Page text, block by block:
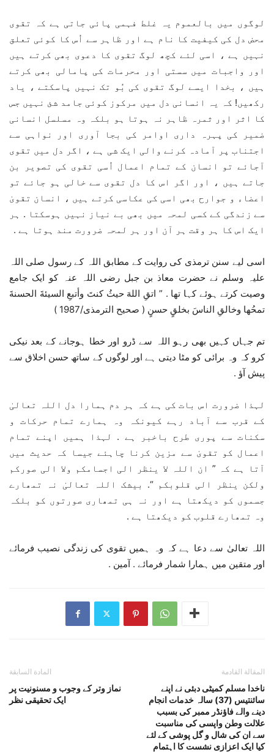
لوگوں میں بالعموم یہ غلط فہمی پائی جاتی ہے کہ تقوی
محض دل کی کیفیت کا نام ہے اور ظاہر سے اُس کا کوئی تعلق
نہیں ہے ، اسی لئے کچھ لوگ تقوی کا دعوی بھی کرتے ہیں
اور واجبات میں سستی اور محرمات کی پامالی بھی کرتے
ہیں ، بخدا ایسے لوگ تقوی کی بُو تک نہیں پاسکتے ، یاد
رکھیں! کہ یہ انسانی دل میں مرکوز کوئی جامد شئ نہیں جس
کا اثر اور ثمرہ ظاہر نہ ہوتا ہو بلکہ وہ مسلسل انسانی
ضمیر کی پہرہ داری اوامر کی بجا آوری اور نواہی سے
اجتناب پر آمادہ کرنے والی ایک شی ہے ، اگر دل میں تقوی
آجائے تو انسان کے تمام اعمال اُسی تقوی کی تصویر بن
جاتے ہیں ، اور اگر اس کا دل تقوی سے خالی ہو جائے تو
اعضاء و جوارح بھی اسی کی عکاسی کرتے ہیں ، انسان تقویٰ
سے زندگی کے کسی لمحہ میں بھی بے نیاز نہیں ہوسکتا . ہر
ایک اس کا ہر وقت ہر آن اور ہر لمحہ ضرورت مند ہوتا ہے .
اسی لیے سنن ترمذی کی روایت کے مطابق اللہ کے رسول صلی اللہ
علیہ وسلم نے حضرت معاذ بن جبل رضی اللہ عنہ کو ایک جامع
وصیت کرتے ہوئے کہا تھا . ” اتقِ اللهَ حيثُ كنتَ وأتبعِ السيئةَ الحسنةَ
تمحُها وخالقِ الناسَ بخلقٍ حسنٍ ( صحيح الترمذی/1987 )
تم جہاں کہیں بھی رہو اللہ سے ڈرو اور خطا ہوجانے کے بعد نیکی
کرو کہ وہ برائی کو مٹا دیتی ہے اور لوگوں کے ساتھ حسن اخلاق سے
پیش آؤ .
لہذا ضرورت اس بات کی ہے کہ ہر دم ہمارا دل اللہ تعالیٰ
کے قرب سے آباد رہے کیونکہ وہ ہمارے تمام حرکات و
سکنات سے پوری طرح باخبر ہے . لہذا ہمیں اپنے تمام
اعمال کو تقویٰ سے مزین کرنا چاہئے جیسا کہ حدیث میں
آتا ہے کہ ” ان اللہ لا ینظر الی اجسامکم ولا الی صورکم
ولکن ینظر الی قلوبکم “. بیشک اللہ تعالیٰ نہ تمھارے
جسموں کو دیکھتا ہے اور نہ ہی تمھاری صورتوں کو بلکہ
وہ تمھارے قلوب کو دیکھتا ہے .
اللہ تعالیٰ سے دعا ہے کہ وہ ہمیں تقوی کی زندگی نصیب فرمائے
اور متقین میں ہمارا شمار فرمائے . آمین .
المادة السابقة
نماز وتر کے وجوب و مسنونیت پر
ایک تحقیقی نظر
المقالة القادمة
ناخدا مسلم کمیٹی دبئی نے اپنے
سائنتیس (37) سالہ خدمات انجام
دینے والے فاؤنڈر ممبر کی بسبب
علالت وطن واپسی کی مناسبت
سے ان کی شال و گل پوشی کے لئے
کیا ایک اعزازی نشست کا اہتمام